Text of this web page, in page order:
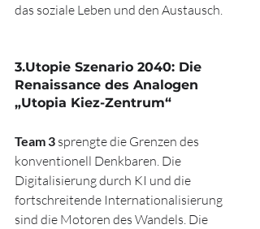
das soziale Leben und den Austausch.
3.Utopie Szenario 2040: Die
Renaissance des Analogen
„Utopia Kiez-Zentrum“
Team 3 sprengte die Grenzen des
konventionell Denkbaren. Die
Digitalisierung durch KI und die
fortschreitende Internationalisierung
sind die Motoren des Wandels. Die